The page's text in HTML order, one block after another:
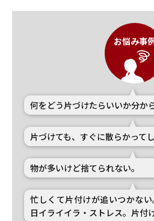
お悩み事
何をどう片づけたらいいか分か
片づけても、すぐに散らかってし
物が多いけど捨てられない。
忙しくて片付けが追いつかな
日イライイラ・ストレス。片付